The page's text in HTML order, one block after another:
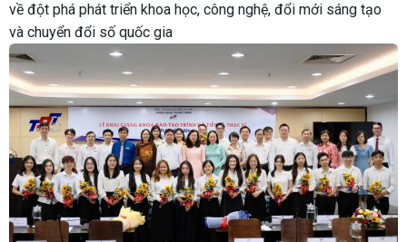
về đột phá phát triển khoa học, công nghệ, đổi mới sáng tạo
và chuyển đổi số quốc gia